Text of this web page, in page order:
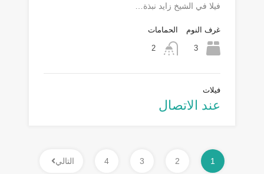
فيلا في الشيخ زايد نبذة…
غرف النوم
3
الحمامات
2
فيلات
عند الاتصال
1
2
3
4 التالي